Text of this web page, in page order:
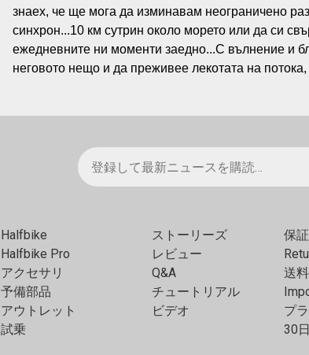
знаех, че ще мога да изминавам неограничено
синхрон...10 км сутрин около морето или да си
ежедневните ни моменти заедно...С вълнение и
неговото нещо и да преживее лекотата на
Halfbike
Halfbike Pro
アクセサリ
予備部品
アウトレット
試乗
ストーリーズ
レビュー
Q&A
チュートリアル
ビデオ
保証
送料
プ
30